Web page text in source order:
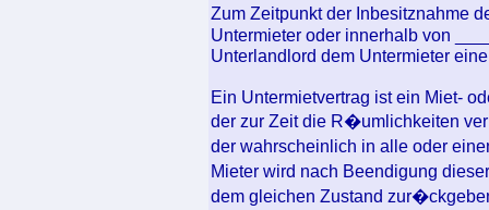
Zum Zeitpunkt der Inbesitznahme
Untermieter oder innerhalb von
Unterlandlord dem Untermieter
Ein Untermietvertrag ist ein Miet-
der zur Zeit die R�umlichkeiten
der wahrscheinlich in alle oder
Mieter wird nach Beendigung
dem gleichen Zustand